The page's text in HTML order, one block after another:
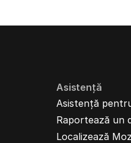
Asistență
Asistență
Raportează un
Localizează